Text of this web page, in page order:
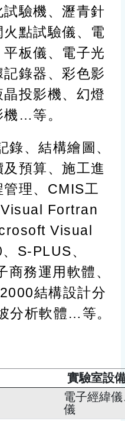
驗機、瀝青針
點試驗儀、電
板儀、電子光
錄器、彩色影
投影機、幻燈
機…等。
、結構繪圖、
預算、施工進
理、CMIS工
Fortran
Visual
S-PLUS、
務運用軟體、
結構設計分
分析軟體…等。
實驗室設
電子經緯
儀